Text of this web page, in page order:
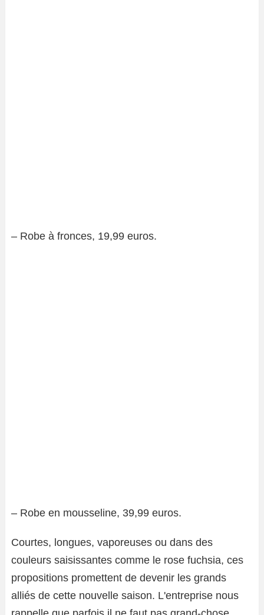
– Robe à fronces, 19,99 euros.
– Robe en mousseline, 39,99 euros.
Courtes, longues, vaporeuses ou dans des
couleurs saisissantes comme le rose fuchsia, ces
propositions promettent de devenir les grands
alliés de cette nouvelle saison. L'entreprise nous